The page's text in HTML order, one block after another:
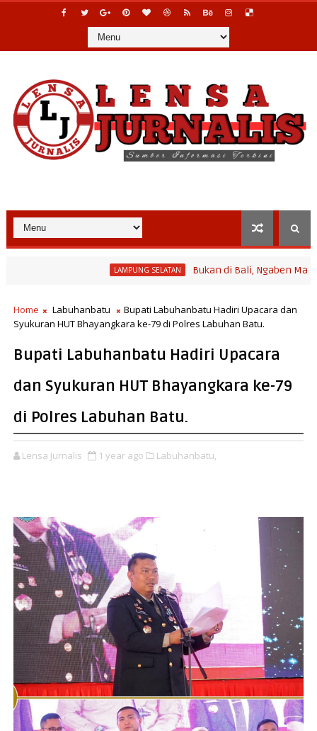
LAMPUNG SELATAN Bukan di Bali, Ngaben Massal
Home Labuhanbatu
Bupati Labuhanbatu Hadiri Upacara dan
Syukuran HUT Bhayangkara ke-79 di Polres Labuhan Batu.
Bupati Labuhanbatu Hadiri Upacara
dan Syukuran HUT Bhayangkara ke-79
di Polres Labuhan Batu.
Lensa Jurnalis 1 year ago Labuhanbatu,